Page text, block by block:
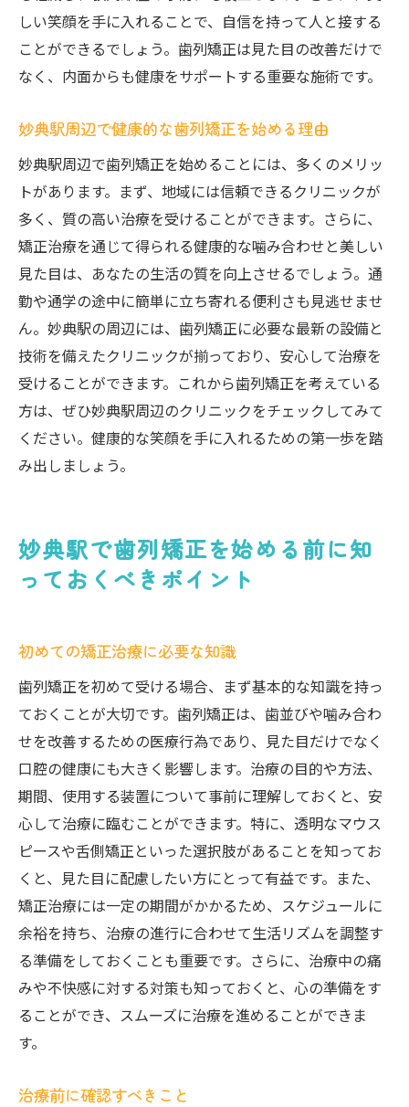
しい笑顔を手に入れることで、自信を持って人と接する
ことができるでしょう。歯列矯正は見た目の改善だけで
なく、内面からも健康をサポートする重要な施術です。
妙典駅周辺で健康的な歯列矯正を始める理由
妙典駅周辺で歯列矯正を始めることには、多くのメリッ
トがあります。まず、地域には信頼できるクリニックが
多く、質の高い治療を受けることができます。さらに、
矯正治療を通じて得られる健康的な噛み合わせと美しい
見た目は、あなたの生活の質を向上させるでしょう。通
勤や通学の途中に簡単に立ち寄れる便利さも見逃せませ
ん。妙典駅の周辺には、歯列矯正に必要な最新の設備と
技術を備えたクリニックが揃っており、安心して治療を
受けることができます。これから歯列矯正を考えている
方は、ぜひ妙典駅周辺のクリニックをチェックしてみて
ください。健康的な笑顔を手に入れるための第一歩を踏
み出しましょう。
妙典駅で歯列矯正を始める前に知
っておくべきポイント
初めての矯正治療に必要な知識
歯列矯正を初めて受ける場合、まず基本的な知識を持っ
ておくことが大切です。歯列矯正は、歯並びや噛み合わ
せを改善するための医療行為であり、見た目だけでなく
口腔の健康にも大きく影響します。治療の目的や方法、
期間、使用する装置について事前に理解しておくと、安
心して治療に臨むことができます。特に、透明なマウス
ピースや舌側矯正といった選択肢があることを知ってお
くと、見た目に配慮したい方にとって有益です。また、
矯正治療には一定の期間がかかるため、スケジュールに
余裕を持ち、治療の進行に合わせて生活リズムを調整す
る準備をしておくことも重要です。さらに、治療中の痛
みや不快感に対する対策も知っておくと、心の準備をす
ることができ、スムーズに治療を進めることができま
す。
治療前に確認すべきこと